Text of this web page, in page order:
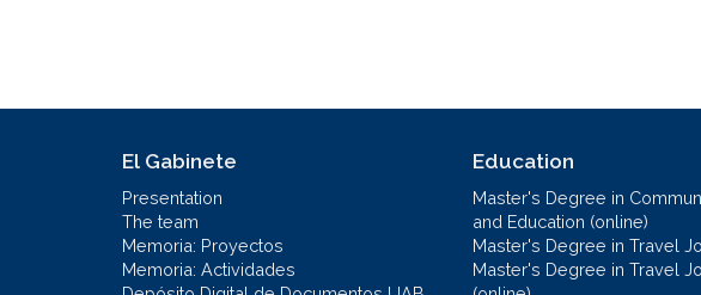
El Gabinete
Presentation
The team
Memoria: Proyectos
Memoria: Actividades
Education
Master's Degree in
and Education (online)
Master's Degree in Travel
Master's Degree in Travel